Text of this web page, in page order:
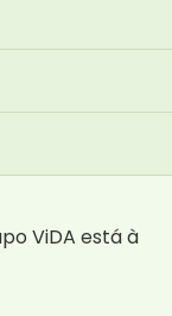
ViDA está à